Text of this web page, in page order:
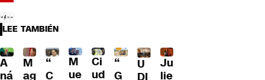
LEE TAMBIÉN
A
ná
M
ag
“
C
M
ue
Ci
ud
“
G
U
Ju
lie